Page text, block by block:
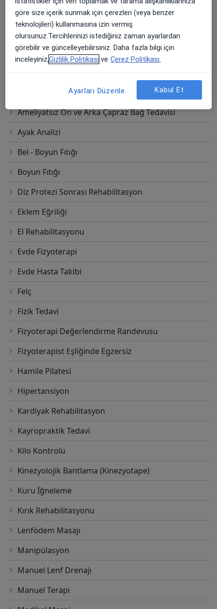
Ameliyatsız Omuz Sıkışma Tedavisi
Ameliyatsız Omuz Çıkığı Tedavisi
Ameliyatsız Skolyoz Tedavisi
Ameliyatsız Tenisçi Dirseği Tedavisi
Ameliyatsız Ön ve Arka Çapraz Bağ Tedavisi
Ayak Analizi
Bel - Boyun Fıtığı
Boyun Fıtığı
Diz Protezi Sonrası Rehabilitasyon
Eklem Eğriliği
El Rehabilitasyonu
Evde Fizyoterapi
Evde Hasta Takibi
Felç
Fizik Tedavi
Fizyoterapi Değerlendirme Randevusu
Fizyoterapist Eşliğinde Egzersiz
Hamile Pilatesi
Hipertansiyon
Kardiyak Rehabilitasyon
Kayropraktik Tedavi
Kilo Kontrolü
Kinezyolojik Bantlama (Kinezyotape)
Kuru İğneleme
Kırık Rehabilitasyonu
Lenfödem Masajı
Manipülasyon
Manuel Lenf Drenajı
Manuel Terapi
göre size içerik sunmak için çerezleri (veya benzer
teknolojileri) kullanmasına izin vermiş
olursunuz.Tercihlerinizi istediğiniz zaman ayarlardan
görebilir ve güncelleyebilirsiniz. Daha fazla bilgi için
inceleyiniz,Gizlilik Politikası ve Çerez Politikası.
Ayarları Düzenle Kabul Et